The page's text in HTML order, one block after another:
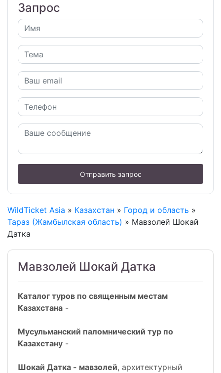
Запрос
Отправить запрос
WildTicket Asia » Казахстан » Город и область »
Тараз (Жамбылская область) » Мавзолей Шокай
Датка
Мавзолей Шокай Датка
Каталог туров по священным местам
Казахстана -
Мусульманский паломнический тур по
Казахстану -
Шокай Датка - мавзолей, архитектурный